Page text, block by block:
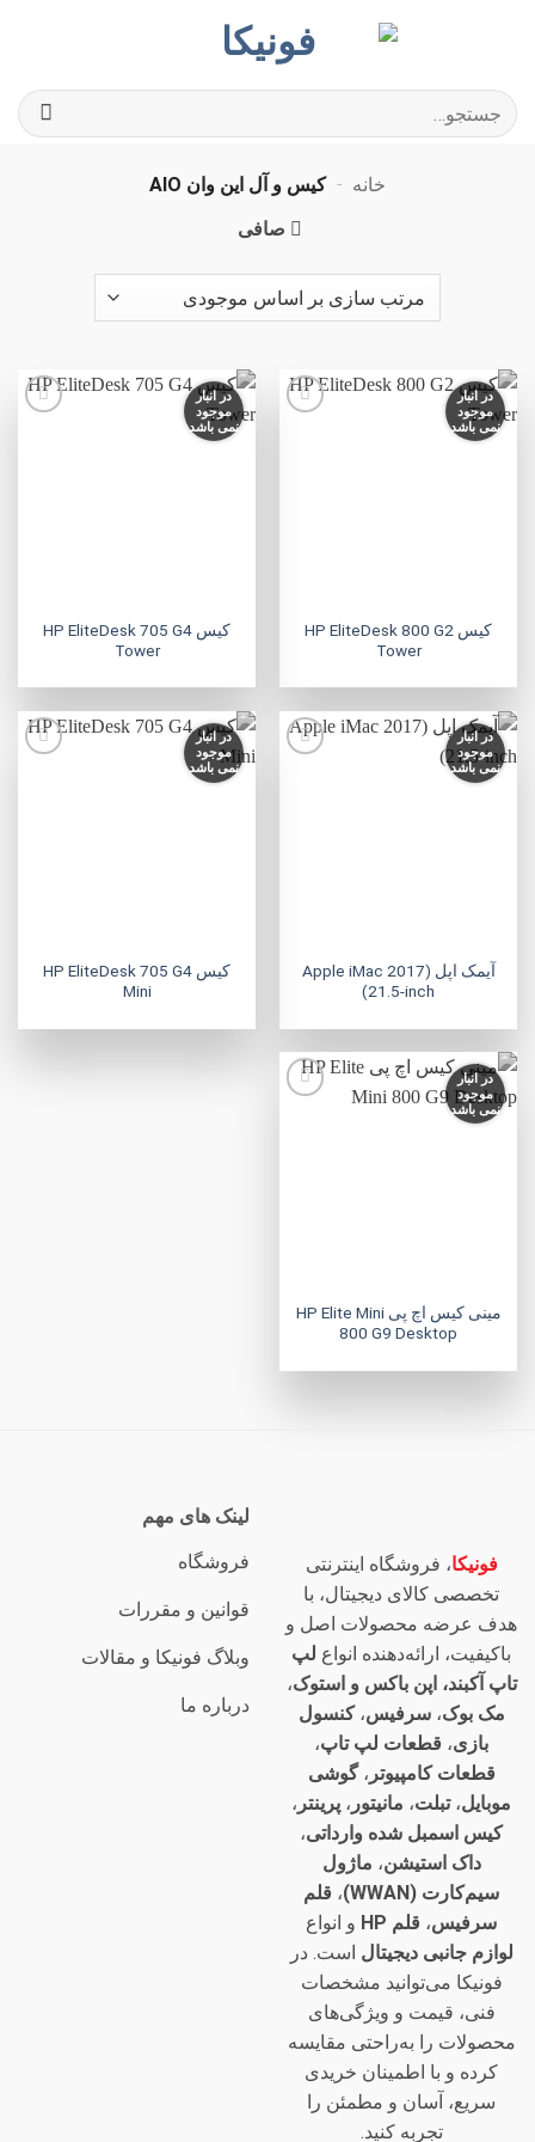
جستجو
برای:
خانه - کیس و آل این وان AIO
صافی
در انبار
موجود
نمی باشد
کیس HP EliteDesk 800 G2
Tower
در انبار
موجود
نمی باشد
کیس HP EliteDesk 705 G4
Tower
در انبار
موجود
نمی باشد
آیمک اپل (Apple iMac 2017
(21.5-inch
در انبار
موجود
نمی باشد
کیس HP EliteDesk 705 G4
Mini
در انبار
موجود
نمی باشد
مینی کیس اچ پی HP Elite Mini
800 G9 Desktop
فونیکا، فروشگاه اینترنتی
تخصصی کالای دیجیتال، با
هدف عرضه محصولات اصل و
باکیفیت، ارائه‌دهنده انواع لپ
تاپ آکبند، اپن باکس و استوک،
مک بوک،سرفیس،کنسول
بازی، قطعات لپ تاپ،
قطعات کامپیوتر ،گوشی
موبایل،تبلت، مانیتور ، پرینتر ،
کیس اسمبل شده وارداتی،
داک استیشن، ماژول
سیم‌کارت (WWAN)
، قلم
سرفیس، قلم HP
و انواع
لوازم جانبی دیجیتال است. در
فونیکا می‌توانید مشخصات
فنی، قیمت و ویژگی‌های
محصولات را به‌راحتی مقایسه
کرده و با اطمینان خریدی
سریع، آسان و مطمئن را
تجربه کنید.
لینک های مهم
فروشگاه
قوانین و مقررات
وبلاگ فونیکا و مقالات
درباره ما